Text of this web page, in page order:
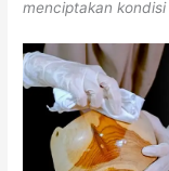
menciptakan